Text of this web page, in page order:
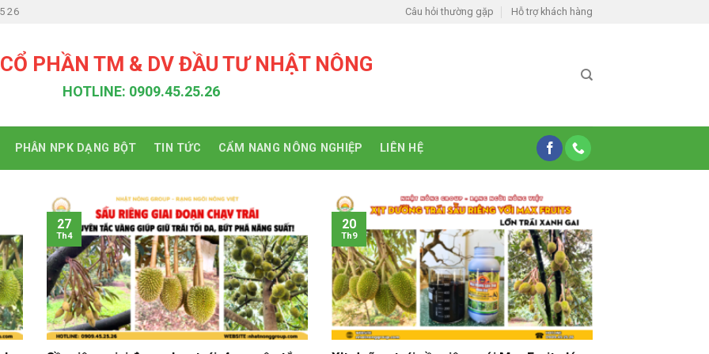
26 Câu hỏi thường gặp Hỗ trợ khách hàng
PHẦN TM & DV ĐẦU TƯ NHẬT NÔNG
HOTLINE: 0909.45.25.26
PHÂN NPK DẠNG BỘT TIN TỨC CẨM NANG NÔNG NGHIỆP LIÊN HỆ
27
Th4
20
Th9